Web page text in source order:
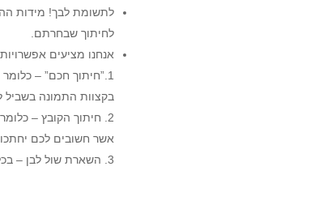
לתשומת לבך! מידות
לחיתוך שבחרתם.
אנחנו מציעים
1.”חיתוך חכם” –
בקצוות התמונה בשביל
2. חיתוך הקובץ –
אשר חשובים לכם
3. השארת שול לבן – בכל מצב שיווצר חיתוך בתמונה, יופיעו שולים לבנים וגודל התמונה יקטן בהתאם.